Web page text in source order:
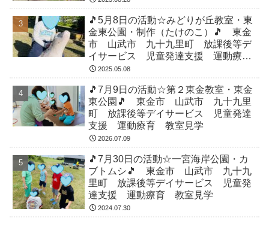
🎵5月8日の活動☆みどりが丘教室・東
金東公園・制作（たけのこ）🎵 東金
市 山武市 九十九里町 放課後等デ
イサービス 児童発達支援 運動療
育 教室見学
2025.05.08
🎵7月9日の活動☆第２東金教室・東金
東公園🎵 東金市 山武市 九十九里
町 放課後等デイサービス 児童発達
支援 運動療育 教室見学
2026.07.09
🎵7月30日の活動☆一宮海岸公園・カ
ブトムシ🎵 東金市 山武市 九十九
里町 放課後等デイサービス 児童発
達支援 運動療育 教室見学
2024.07.30